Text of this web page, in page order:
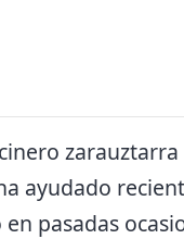
zarauztarra
ayudado
pasadas